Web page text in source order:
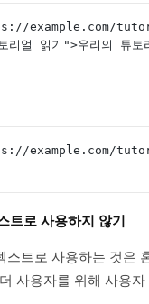
example.com/
리얼 읽기">우리의 튜토
example.com/
트로 사용하지 않기
스트로 사용하는 것은
사용자를 위해 사용